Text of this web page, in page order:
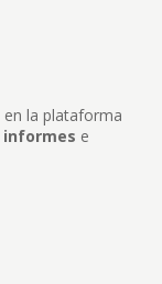
en la plataforma
informes e